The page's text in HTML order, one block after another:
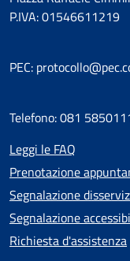
P.IVA: 01546611219
PEC:
Telefono: 081
Leggi le FAQ
Prenotazione
Segnalazione
Segnalazione
Richiesta d'assistenza